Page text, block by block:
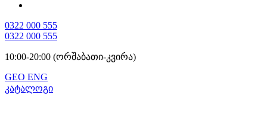
0322 000 555
0322 000 555
10:00-20:00 (ორშაბათი-კვირა)
GEO ENG
კატალოგი